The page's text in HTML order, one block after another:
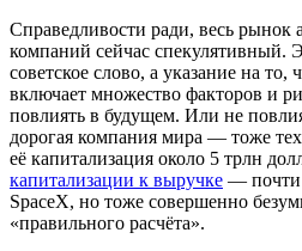
Справедливости ради, весь рынок
компаний сейчас спекулятивный.
советское слово, а указание на то,
включает множество факторов и
повлиять в будущем. Или не
дорогая компания мира — тоже
её капитализация около 5 трлн
капитализации к выручке — почти
SpaceX, но тоже совершенно
«правильного расчёта».